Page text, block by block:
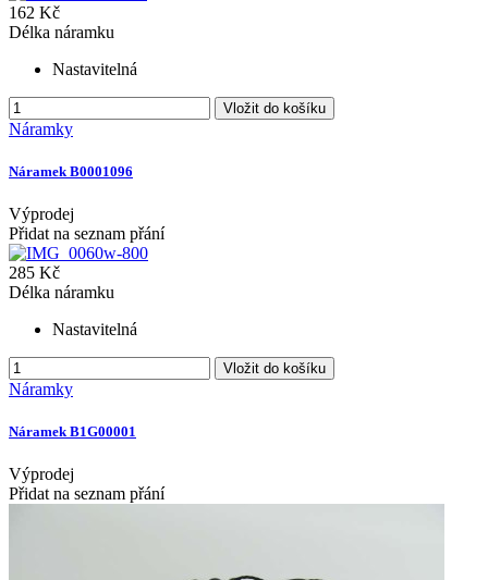
162 Kč
Délka náramku
Nastavitelná
Vložit do košíku
Náramky
Náramek B0001096
Výprodej
Přidat na seznam přání
285 Kč
Délka náramku
Nastavitelná
Vložit do košíku
Náramky
Náramek B1G00001
Výprodej
Přidat na seznam přání